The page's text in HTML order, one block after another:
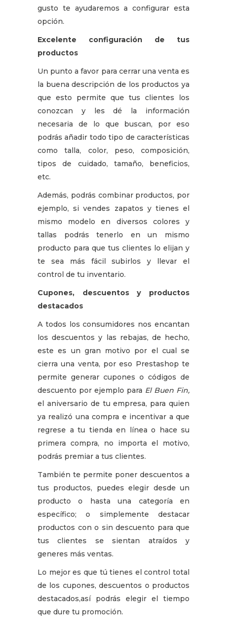
gusto te ayudaremos a configurar esta
opción.
Excelente configuración de tus
productos
Un punto a favor para cerrar una venta es
la buena descripción de los productos ya
que esto permite que tus clientes los
conozcan y les dé la información
necesaria de lo que buscan, por eso
podrás añadir todo tipo de características
como talla, color, peso, composición,
tipos de cuidado, tamaño, beneficios,
etc.
Además, podrás combinar productos, por
ejemplo, si vendes zapatos y tienes el
mismo modelo en diversos colores y
tallas podrás tenerlo en un mismo
producto para que tus clientes lo elijan y
te sea más fácil subirlos y llevar el
control de tu inventario.
Cupones, descuentos y productos
destacados
A todos los consumidores nos encantan
los descuentos y las rebajas, de hecho,
este es un gran motivo por el cual se
cierra una venta, por eso Prestashop te
permite generar cupones o códigos de
descuento por ejemplo para El Buen Fin,
el aniversario de tu empresa, para quien
ya realizó una compra e incentivar a que
regrese a tu tienda en línea o hace su
primera compra, no importa el motivo,
podrás premiar a tus clientes.
También te permite poner descuentos a
tus productos, puedes elegir desde un
producto o hasta una categoría en
específico; o simplemente destacar
productos con o sin descuento para que
tus clientes se sientan atraídos y
generes más ventas.
Lo mejor es que tú tienes el control total
de los cupones, descuentos o productos
destacados,así podrás elegir el tiempo
que dure tu promoción.